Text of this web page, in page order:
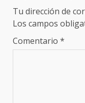
Tu dirección de
Los campos
Comentario *